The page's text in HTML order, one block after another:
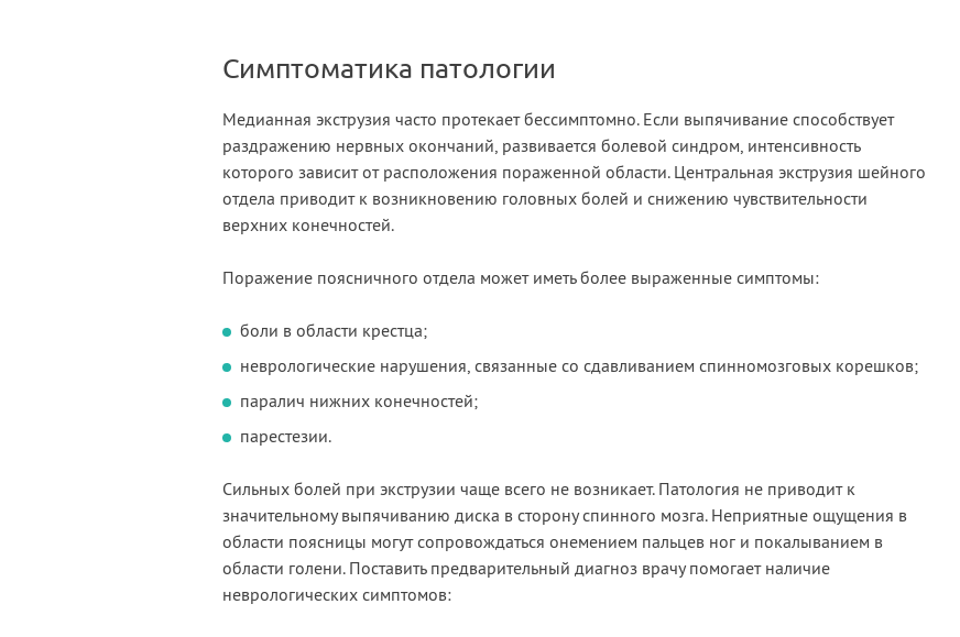
Симптоматика патологии
Медианная экструзия часто протекает бессимптомно. Если выпячивание способствует
раздражению нервных окончаний, развивается болевой синдром, интенсивность
которого зависит от расположения пораженной области. Центральная экструзия шейного
отдела приводит к возникновению головных болей и снижению чувствительности
верхних конечностей.
Поражение поясничного отдела может иметь более выраженные симптомы:
боли в области крестца;
неврологические нарушения, связанные со сдавливанием спинномозговых корешков;
паралич нижних конечностей;
парестезии.
Сильных болей при экструзии чаще всего не возникает. Патология не приводит к
значительному выпячиванию диска в сторону спинного мозга. Неприятные ощущения в
области поясницы могут сопровождаться онемением пальцев ног и покалыванием в
области голени. Поставить предварительный диагноз врачу помогает наличие
неврологических симптомов: